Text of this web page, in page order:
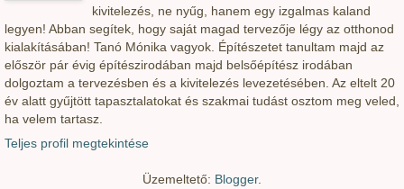
kivitelezés, ne nyűg, hanem egy izgalmas kaland
legyen! Abban segítek, hogy saját magad tervezője légy az otthonod
kialakításában! Tanó Mónika vagyok. Építészetet tanultam majd az
először pár évig építészirodában majd belsőépítész irodában
dolgoztam a tervezésben és a kivitelezés levezetésében. Az eltelt 20
év alatt gyűjtött tapasztalatokat és szakmai tudást osztom meg veled,
ha velem tartasz.
Teljes profil megtekintése
Üzemeltető: Blogger.